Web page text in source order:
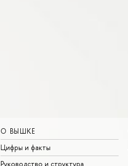
О ВЫШКЕ
Цифры и факты
Руководство и структура